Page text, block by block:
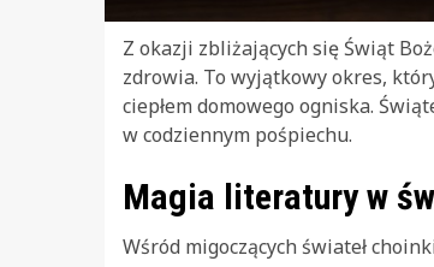
Z okazji zbliżających się Świąt
zdrowia. To wyjątkowy okres,
ciepłem domowego ogniska.
w codziennym pośpiechu.
Magia literatury w
Wśród migoczących świateł